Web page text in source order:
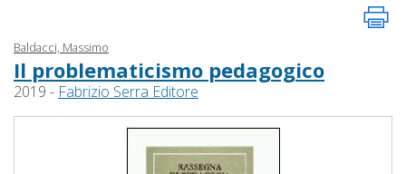
Baldacci, Massimo
Il problematicismo pedagogico
2019 - Fabrizio Serra Editore